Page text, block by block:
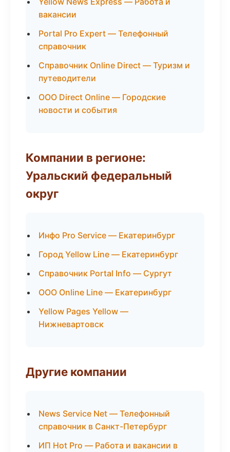
вакансии
Portal Pro Expert — Телефонный
справочник
Справочник Online Direct — Туризм и
путеводители
ООО Direct Online — Городские
новости и события
Компании в регионе:
Уральский федеральный
округ
Инфо Pro Service — Екатеринбург
Город Yellow Line — Екатеринбург
Справочник Portal Info — Сургут
ООО Online Line — Екатеринбург
Yellow Pages Yellow —
Нижневартовск
Другие компании
News Service Net — Телефонный
справочник в Санкт-Петербург
ИП Hot Pro — Работа и вакансии в